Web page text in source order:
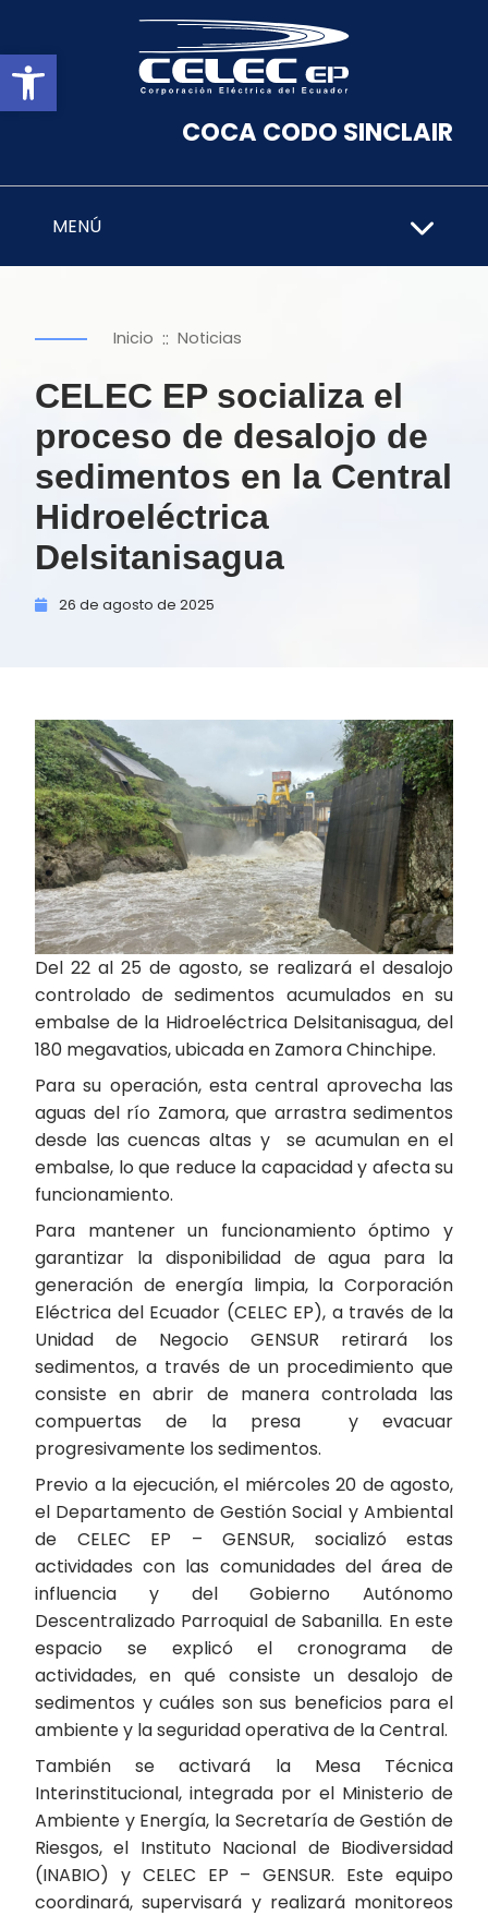
Abrir barra de herramientas
COCA CODO SINCLAIR
MENÚ
Inicio :: Noticias
CELEC EP socializa el
proceso de desalojo de
sedimentos en la Central
Hidroeléctrica
Delsitanisagua
26 de agosto de 2025
Del 22 al 25 de agosto, se realizará el desalojo
controlado de sedimentos acumulados en su
embalse de la Hidroeléctrica Delsitanisagua, del
180 megavatios, ubicada en Zamora Chinchipe.
Para su operación, esta central aprovecha las
aguas del río Zamora, que arrastra sedimentos
desde las cuencas altas y se acumulan en el
embalse, lo que reduce la capacidad y afecta su
funcionamiento.
Para mantener un funcionamiento óptimo y
garantizar la disponibilidad de agua para la
generación de energía limpia, la Corporación
Eléctrica del Ecuador (CELEC EP), a través de la
Unidad de Negocio GENSUR retirará los
sedimentos, a través de un procedimiento que
consiste en abrir de manera controlada las
compuertas de la presa y evacuar
progresivamente los sedimentos.
Previo a la ejecución, el miércoles 20 de agosto,
el Departamento de Gestión Social y Ambiental
de CELEC EP – GENSUR, socializó estas
actividades con las comunidades del área de
influencia y del Gobierno Autónomo
Descentralizado Parroquial de Sabanilla. En este
espacio se explicó el cronograma de
actividades, en qué consiste un desalojo de
sedimentos y cuáles son sus beneficios para el
ambiente y la seguridad operativa de la Central.
También se activará la Mesa Técnica
Interinstitucional, integrada por el Ministerio de
Ambiente y Energía, la Secretaría de Gestión de
Riesgos, el Instituto Nacional de Biodiversidad
(INABIO) y CELEC EP – GENSUR. Este equipo
coordinará, supervisará y realizará monitoreos